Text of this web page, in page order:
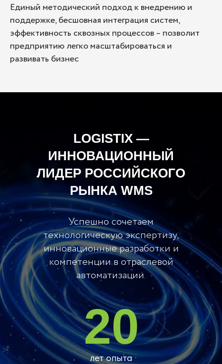
Единый методический подход к внедрению и
поддержке, бесшовная интеграция систем,
эффективность сквозных процессов – позволит
предприятию легко масштабироваться и
развивать бизнес
LOGISTIX —
ИННОВАЦИОННЫЙ
ЛИДЕР РОССИЙСКОГО
РЫНКА WMS
Успешно сочетаем
технологическую экспертизу,
инновационные разработки и
компетенции в отраслевой
автоматизации.
20
лет опыта